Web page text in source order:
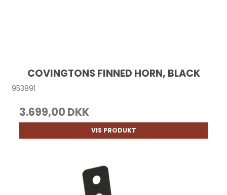
COVINGTONS FINNED HORN, BLACK
953891
3.699,00 DKK
VIS PRODUKT